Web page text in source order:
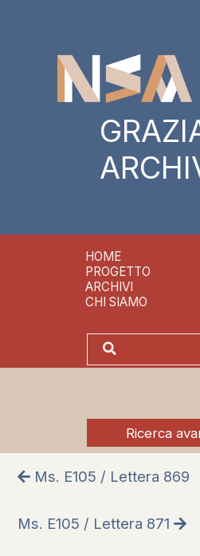
HOME
PROGETTO
ARCHIVI
CHI SIAMO
Ricerca
Ms. E105 / Lettera 869
Ms. E105 / Lettera 871